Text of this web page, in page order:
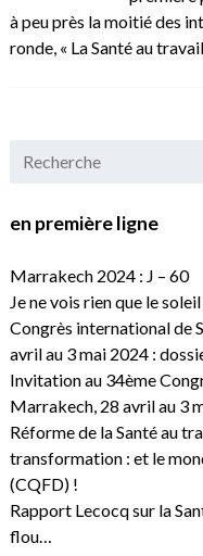
à peu près la moitié des
ronde, « La Santé au
en première ligne
Marrakech 2024 : J – 60
Je ne vois rien que le
Congrès international de
avril au 3 mai 2024 :
Invitation au 34ème
Marrakech, 28 avril au 3
Réforme de la Santé au
transformation : et le
(CQFD) !
Rapport Lecocq sur la
flou…